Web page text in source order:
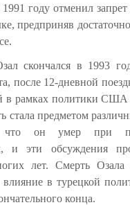
году отменил
предприняв
скончался в 1993
после 12-дневной
в рамках политики США
стала предметом
что он умер при
и эти обсуждения
лет. Смерть Озала
в турецкой
конца.